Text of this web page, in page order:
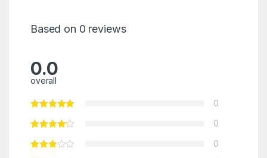
Based on 0 reviews
0.0
overall
0
0
0